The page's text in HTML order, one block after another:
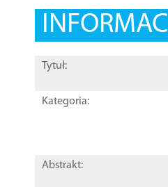
Tytuł:
Kategoria:
Abstrakt: